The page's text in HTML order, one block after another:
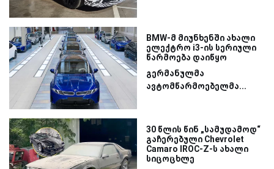
BMW-მ მიუნხენში ახალი
ელექტრო i3-ის სერიული
წარმოება დაიწყო
გერმანულმა
ავტომწარმოებელმა...
30 წლის წინ „სამუდამოდ“
გაჩერებული Chevrolet
Camaro IROC-Z-ს ახალი
სიცოცხლე